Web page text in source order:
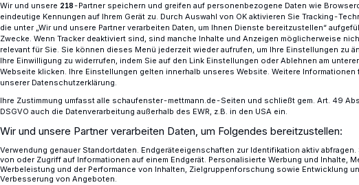
ist ausgebucht
Wir und unsere 218-Partner speichern und greifen auf personenbezogene Daten wie
eindeutige Kennungen auf Ihrem Gerät zu. Durch Auswahl von OK aktivieren Sie Tracking-
die unter „Wir und unsere Partner verarbeiten Daten, um Ihnen Dienste bereitzustellen“
Zwecke. Wenn Tracker deaktiviert sind, sind manche Inhalte und Anzeigen möglicherweise
relevant für Sie. Sie können dieses Menü jederzeit wieder aufrufen, um Ihre Einstellungen zu
Ihre Einwilligung zu widerrufen, indem Sie auf den Link Einstellungen oder Ablehnen am
Webseite klicken. Ihre Einstellungen gelten innerhalb unseres Website. Weitere Informationen
unserer Datenschutzerklärung.
Ihre Zustimmung umfasst alle schaufenster-mettmann.de-Seiten und schließt gem. Art. 49
DSGVO auch die Datenverarbeitung außerhalb des EWR, z.B. in den USA ein.
Wir und unsere Partner verarbeiten Daten, um Folgendes bereitzustellen:
Verwendung genauer Standortdaten. Endgeräteeigenschaften zur Identifikation aktiv abfragen.
von oder Zugriff auf Informationen auf einem Endgerät. Personalisierte Werbung und Inhalte,
Werbeleistung und der Performance von Inhalten, Zielgruppenforschung sowie Entwicklung
Verbesserung von Angeboten.